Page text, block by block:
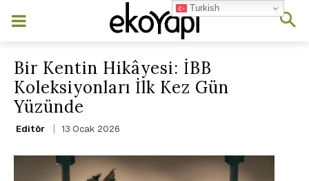
Bir Kentin Hikâyesi: İBB
Koleksiyonları İlk Kez Gün
Yüzünde
Editör 13 Ocak 2026
Turkish